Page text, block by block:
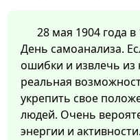
28 мая 1904 года в
День самоанализа.
ошибки и извлечь из
реальная
укрепить свое
людей. Очень
энергии и активности.